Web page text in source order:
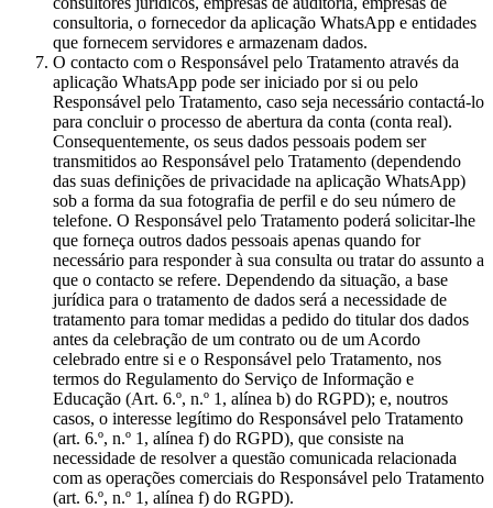
consultoria, o fornecedor da aplicação WhatsApp e entidades
que fornecem servidores e armazenam dados.
O contacto com o Responsável pelo Tratamento através da
aplicação WhatsApp pode ser iniciado por si ou pelo
Responsável pelo Tratamento, caso seja necessário contactá-lo
para concluir o processo de abertura da conta (conta real).
Consequentemente, os seus dados pessoais podem ser
transmitidos ao Responsável pelo Tratamento (dependendo
das suas definições de privacidade na aplicação WhatsApp)
sob a forma da sua fotografia de perfil e do seu número de
telefone. O Responsável pelo Tratamento poderá solicitar-lhe
que forneça outros dados pessoais apenas quando for
necessário para responder à sua consulta ou tratar do assunto a
que o contacto se refere. Dependendo da situação, a base
jurídica para o tratamento de dados será a necessidade de
tratamento para tomar medidas a pedido do titular dos dados
antes da celebração de um contrato ou de um Acordo
celebrado entre si e o Responsável pelo Tratamento, nos
termos do Regulamento do Serviço de Informação e
Educação (Art. 6.º, n.º 1, alínea b) do RGPD); e, noutros
casos, o interesse legítimo do Responsável pelo Tratamento
(art. 6.º, n.º 1, alínea f) do RGPD), que consiste na
necessidade de resolver a questão comunicada relacionada
com as operações comerciais do Responsável pelo Tratamento
(art. 6.º, n.º 1, alínea f) do RGPD).